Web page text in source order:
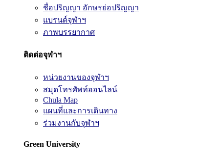
ชื่อปริญญา อักษรย่อปริญญา
แบรนด์จุฬาฯ
ภาพบรรยากาศ
ติดต่อจุฬาฯ
หน่วยงานของจุฬาฯ
สมุดโทรศัพท์ออนไลน์
Chula Map
แผนที่และการเดินทาง
ร่วมงานกับจุฬาฯ
Green University